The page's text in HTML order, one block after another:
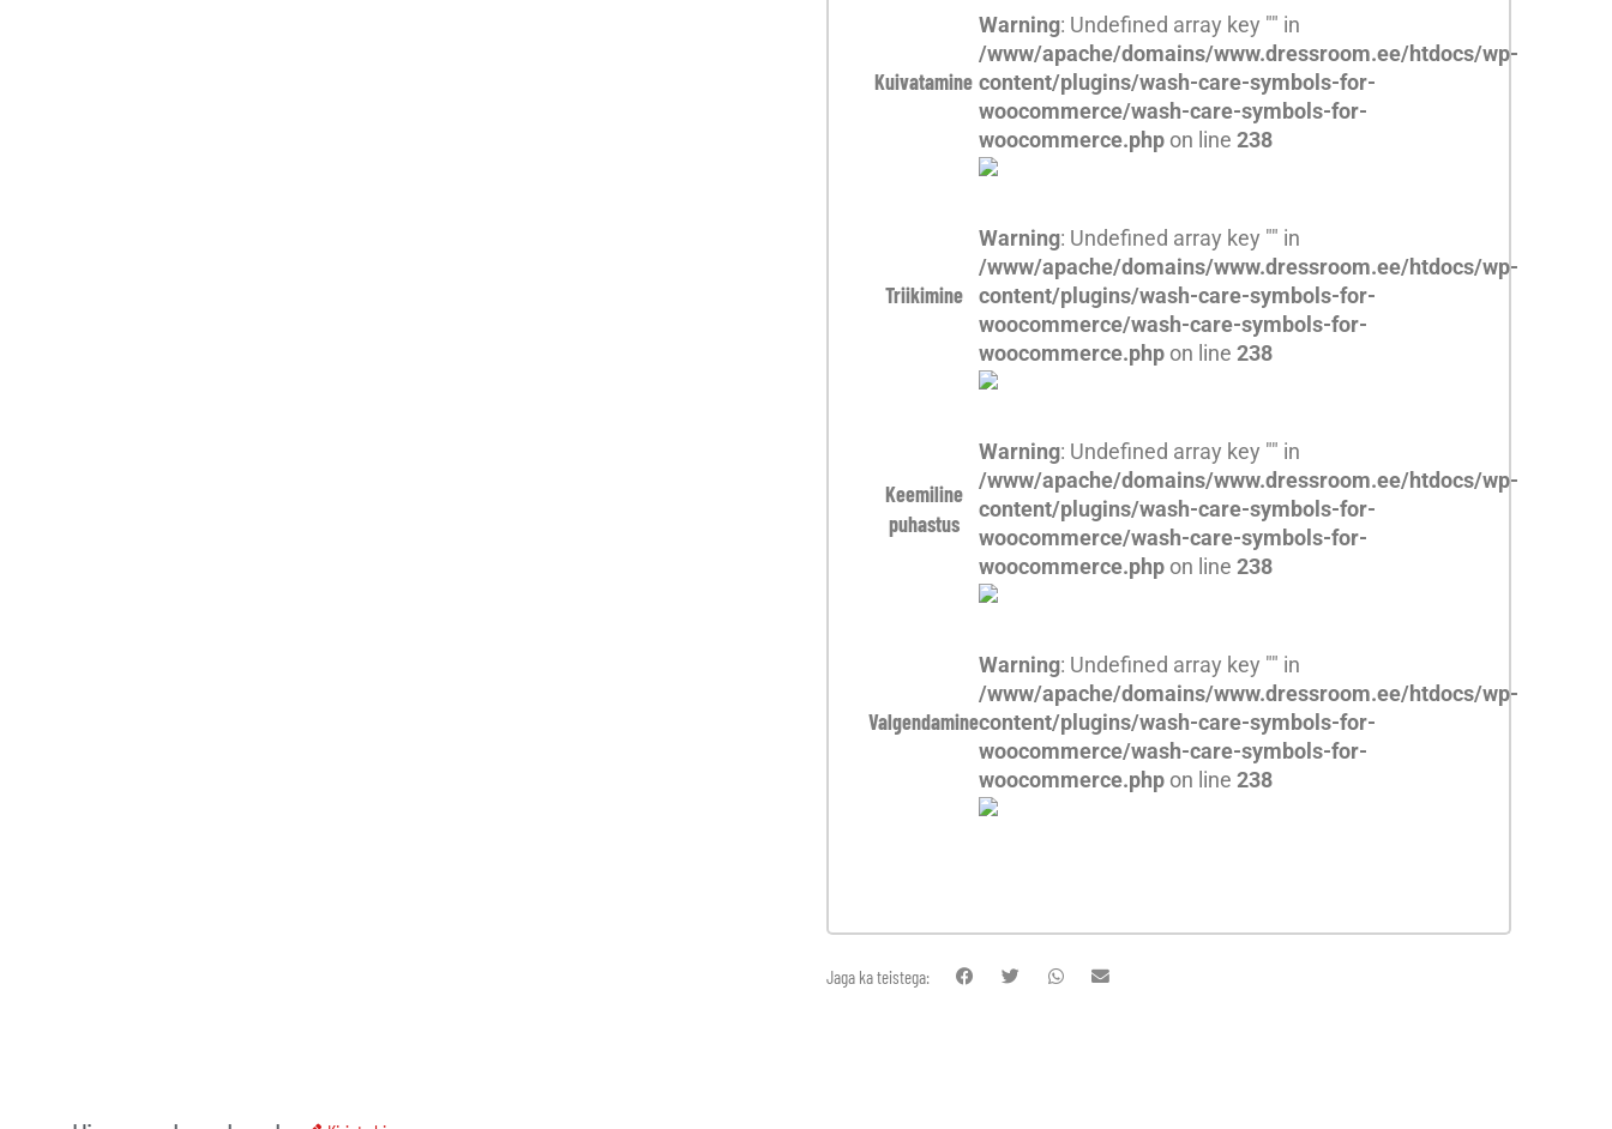
Kuivatamine
Warning: Undefined array key "" in
/www/apache/domains/www.dressroom.ee/htdocs/wp-
content/plugins/wash-care-symbols-for-
woocommerce/wash-care-symbols-for-
woocommerce.php on line 238
Triikimine
Warning: Undefined array key "" in
/www/apache/domains/www.dressroom.ee/htdocs/wp-
content/plugins/wash-care-symbols-for-
woocommerce/wash-care-symbols-for-
woocommerce.php on line 238
Keemiline
puhastus
Warning: Undefined array key "" in
/www/apache/domains/www.dressroom.ee/htdocs/wp-
content/plugins/wash-care-symbols-for-
woocommerce/wash-care-symbols-for-
woocommerce.php on line 238
Valgendamine
Warning: Undefined array key "" in
/www/apache/domains/www.dressroom.ee/htdocs/wp-
content/plugins/wash-care-symbols-for-
woocommerce/wash-care-symbols-for-
woocommerce.php on line 238
Jaga ka teistega: